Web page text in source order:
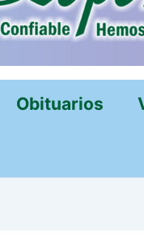
Obituarios